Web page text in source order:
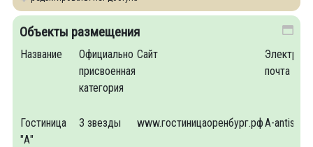
Объекты размещения
Название
Официально
присвоенная
категория
Сайт
почта
Гостиница
"А"
3 звезды www.гостиницаоренбург.рфA-antispam